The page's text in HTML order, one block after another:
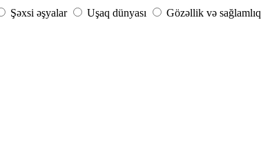
Şəxsi əşyalar Uşaq dünyası Gözəllik və sağlamlıq